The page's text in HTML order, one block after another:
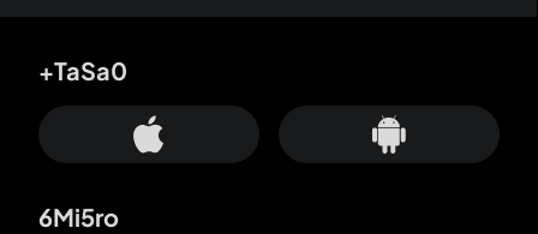
+TaSa0
6Mi5ro